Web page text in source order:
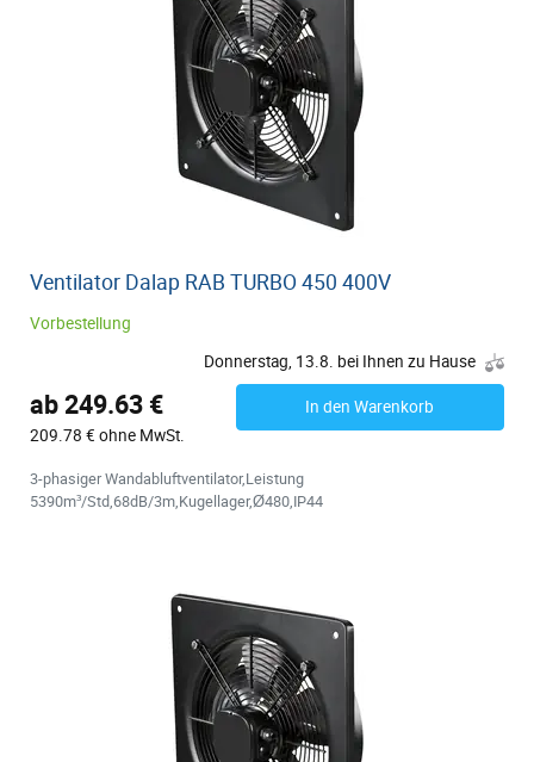
Ventilator Dalap RAB TURBO 450 400V
Vorbestellung
Donnerstag, 13.8. bei Ihnen zu Hause
ab 249.63 €
209.78 € ohne MwSt.
In den Warenkorb
3-phasiger Wandabluftventilator,Leistung
5390m³/Std,68dB/3m,Kugellager,Ø480,IP44